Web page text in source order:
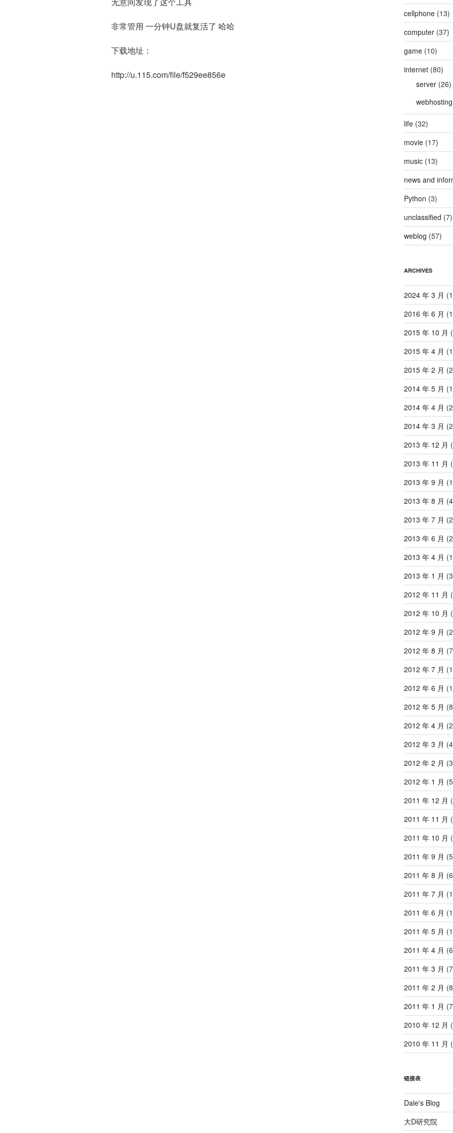
非常管用 一分钟U盘就复活了 哈哈
下载地址：
http://u.115.com/file/f529ee856e
cellphone(13)
computer(37)
game(10)
internet(80)
server(26)
webhosting
life(32)
movie(17)
music(13)
news and
Python (3)
unclassified (7)
weblog (57)
ARCHIVES
2024 年 3 月
2016 年 6 月
2015 年 10 月
2015 年 4 月
2015 年 2 月
2014 年 5 月
2014 年 4 月
2014 年 3 月
2013 年 12 月
2013 年 11 月
2013 年 9 月
2013 年 8 月
2013 年 7 月
2013 年 6 月
2013 年 4 月
2013 年 1 月
2012 年 11 月
2012 年 10 月
2012 年 9 月
2012 年 8 月
2012 年 7 月
2012 年 6 月
2012 年 5 月
2012 年 4 月
2012 年 3 月
2012 年 2 月
2012 年 1 月
2011 年 12 月
2011 年 11 月
2011 年 10 月
2011 年 9 月
2011 年 8 月
2011 年 7 月
2011 年 6 月
2011 年 5 月
2011 年 4 月
2011 年 3 月
2011 年 2 月
2011 年 1 月
2010 年 12 月
2010 年 11 月
链接表
Dale's Blog
大D研究院